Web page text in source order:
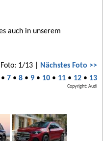
auch in unserem
1/13 | Nächstes Foto >>
7• 8• 9• 10• 11• 12• 13
Copyright: Audi